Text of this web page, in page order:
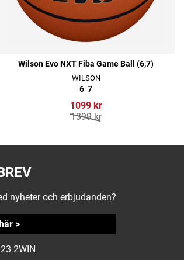
Wilson Evo NXT Fiba Game Ball (6,7)
WILSON
6 7
1099 kr
1399 kr
nyheter och erbjudanden?
>
2WIN